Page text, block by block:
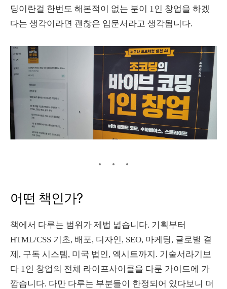
딩이란걸 한번도 해본적이 없는 분이 1인 창업을 하겠
다는 생각이라면 괜찮은 입문서라고 생각됩니다.
어떤 책인가?
책에서 다루는 범위가 제법 넓습니다. 기획부터
HTML/CSS 기초, 배포, 디자인, SEO, 마케팅, 글로벌 결
제, 구독 시스템, 미국 법인, 엑시트까지. 기술서라기보
다 1인 창업의 전체 라이프사이클을 다룬 가이드에 가
깝습니다. 다만 다루는 부분들이 한정되어 있다보니 더